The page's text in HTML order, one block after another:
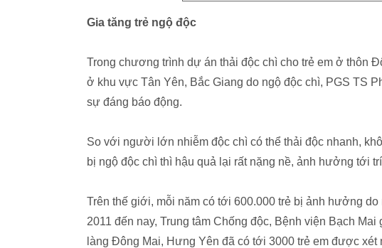
Gia tăng trẻ ngộ độc
Trong chương trình dự án thải độc chì cho trẻ em ở thôn
ở khu vực Tân Yên, Bắc Giang do ngộ độc chì, PGS TS
sự đáng báo động.
So với người lớn nhiễm độc chì có thể thải độc nhanh,
bị ngộ độc chì thì hậu quả lại rất nặng nề, ảnh hưởng tới
Trên thế giới, mỗi năm có tới 600.000 trẻ bị ảnh hưởng
2011 đến nay, Trung tâm Chống độc, Bệnh viện Bạch
làng Đông Mai, Hưng Yên đã có tới 3000 trẻ em được